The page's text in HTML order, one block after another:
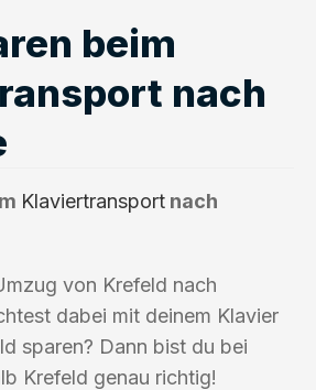
beim
nach
Klaviertransport nach
von Krefeld nach
dabei mit deinem Klavier
sparen? Dann bist du bei
Krefeld genau richtig!